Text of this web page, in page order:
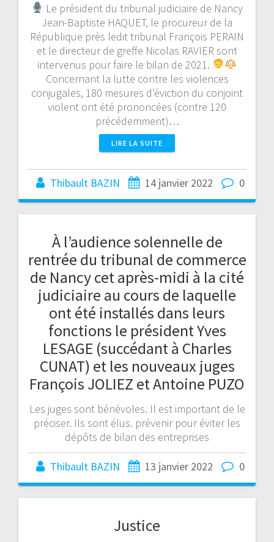
Le président du tribunal judiciaire de Nancy
Jean-Baptiste HAQUET, le procureur de la
République près ledit tribunal François PERAIN
et le directeur de greffe Nicolas RAVIER sont
intervenus pour faire le bilan de 2021.
Concernant la lutte contre les violences
conjugales, 180 mesures d’éviction du conjoint
violent ont été prononcées (contre 120
précédemment)…
LIRE LA SUITE
Thibault BAZIN 14 janvier 2022 0
À l’audience solennelle de
rentrée du tribunal de commerce
de Nancy cet après-midi à la cité
judiciaire au cours de laquelle
ont été installés dans leurs
fonctions le président Yves
LESAGE (succédant à Charles
CUNAT) et les nouveaux juges
François JOLIEZ et Antoine PUZO
Les juges sont bénévoles. Il est important de le
préciser. Ils sont élus. prévenir pour éviter les
dépôts de bilan des entreprises
Thibault BAZIN 13 janvier 2022 0
Justice